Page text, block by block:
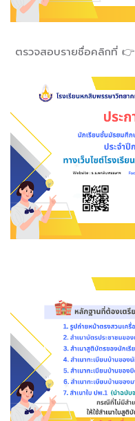
ตรวจสอบรายชื่อคลิกที่ 👉